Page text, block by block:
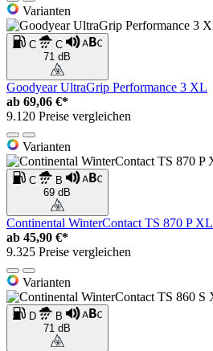
Varianten
C
C
71 dB
Goodyear UltraGrip Performance 3 XL
ab 69,06 €*
9.120 Preise vergleichen
Varianten
C
B
69 dB
Continental WinterContact TS 870 P XL
ab 45,90 €*
9.325 Preise vergleichen
Varianten
D
B
71 dB